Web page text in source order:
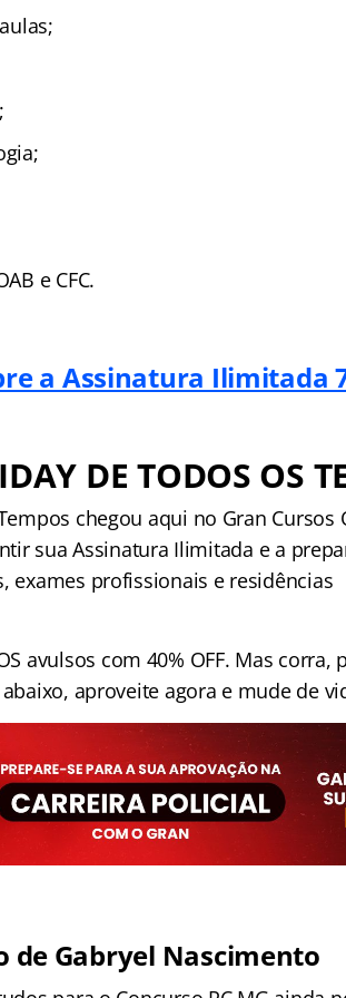
e CFC.
a Assinatura Ilimitada
DE TODOS OS
chegou aqui no Gran Cursos
sua Assinatura Ilimitada e a
exames profissionais e residências
avulsos com 40% OFF. Mas corra,
aproveite agora e mude de
de Gabryel Nascimento